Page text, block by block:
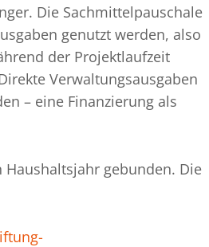
Die Sachmittelpauschale
genutzt werden, also
der Projektlaufzeit
Verwaltungsausgaben
– eine Finanzierung als
gebunden. Die